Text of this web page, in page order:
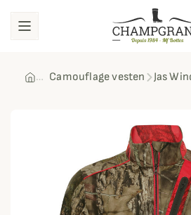
Camouflage vesten Jas